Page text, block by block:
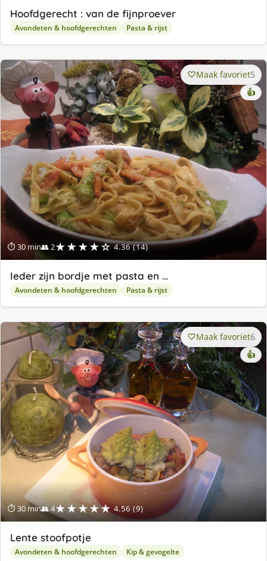
Hoofdgerecht : van de fijnproever
Avondeten & hoofdgerechten Pasta & rijst
⏱ 30 min👥 2★★★★☆ 4.36 (14)
Maak favoriet5
👍
Ieder zijn bordje met pasta en …
Avondeten & hoofdgerechten Pasta & rijst
⏱ 30 min👥 4★★★★★ 4.56 (9)
Maak favoriet6
👍
Lente stoofpotje
Avondeten & hoofdgerechten Kip & gevogelte